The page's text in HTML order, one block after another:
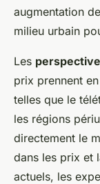
augmentation
milieu urbain
Les
prix prennent
telles que le
les régions
directement le
dans les prix et
actuels, les